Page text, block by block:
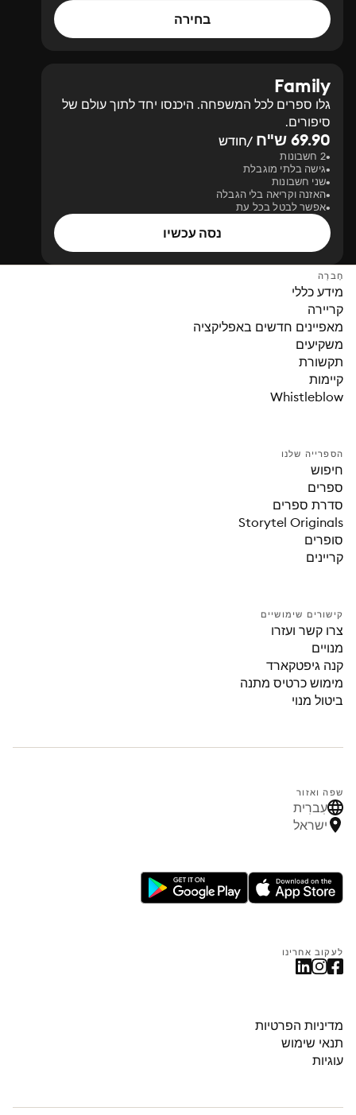
בחירה
Family
גלו ספרים לכל המשפחה. היכנסו יחד לתוך עולם של
סיפורים.
69.90 ש"ח /חודש
2 חשבונות
גישה בלתי מוגבלת
שני חשבונות
האזנה וקריאה בלי הגבלה
אפשר לבטל בכל עת
נסה עכשיו
חֶברָה
מידע כללי
קריירה
מאפיינים חדשים באפליקציה
משקיעים
תקשורת
קיימות
Whistleblow
הספרייה שלנו
חיפוש
ספרים
סדרת ספרים
Storytel Originals
סופרים
קריינים
קישורים שימושיים
צרו קשר ועזרו
מנויים
קנה גיפטקארד
מימוש כרטיס מתנה
ביטול מנוי
שפה ואזור
עִברִית
ישראל
לעקוב אחרינו
מדיניות הפרטיות
תנאי שימוש
עוגיות